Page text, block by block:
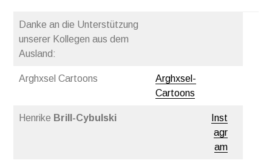
Danke an die Unterstützung
unserer Kollegen aus dem
Ausland:
Arghxsel Cartoons
Arghxsel-
Cartoons
Henrike Brill-Cybulski
Inst
agr
am